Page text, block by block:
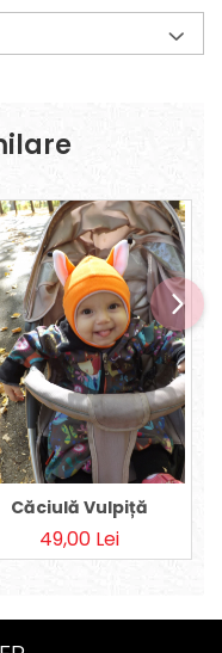
Căciulă Vulpiță
49,00 Lei